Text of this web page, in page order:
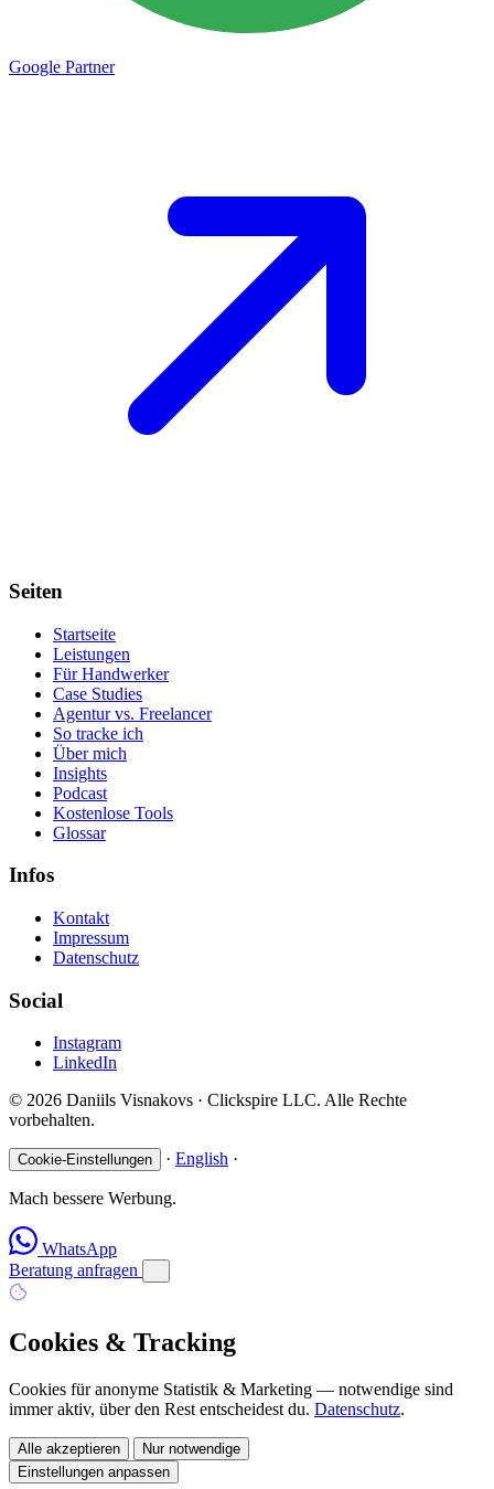
Google Partner
Seiten
Startseite
Leistungen
Für Handwerker
Case Studies
Agentur vs. Freelancer
So tracke ich
Über mich
Insights
Podcast
Kostenlose Tools
Glossar
Infos
Kontakt
Impressum
Datenschutz
Social
Instagram
LinkedIn
© 2026 Daniils Visnakovs · Clickspire LLC. Alle Rechte
vorbehalten.
Cookie-Einstellungen · English ·
Mach bessere Werbung.
WhatsApp
Beratung anfragen
Cookies & Tracking
Cookies für anonyme Statistik & Marketing — notwendige sind
immer aktiv, über den Rest entscheidest du. Datenschutz.
Alle akzeptieren
Nur notwendige
Einstellungen anpassen